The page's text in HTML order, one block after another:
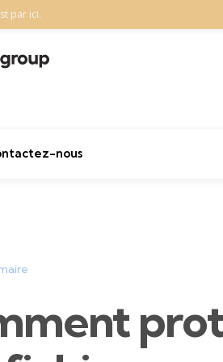
nous
par ici.